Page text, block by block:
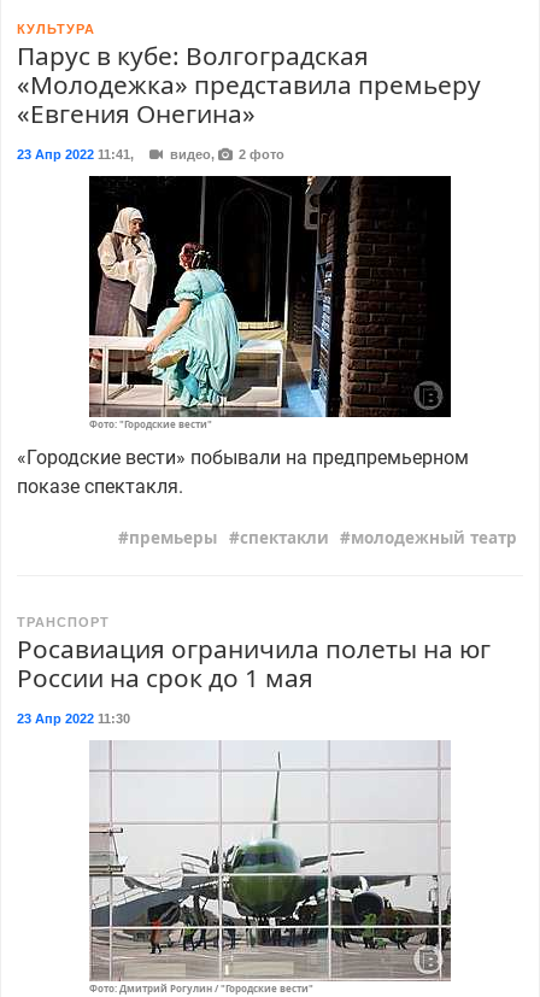
КУЛЬТУРА
Парус в кубе: Волгоградская
«Молодежка» представила премьеру
«Евгения Онегина»
23 Апр 202211:41, видео, 2 фото
Фото: "Городские вести"
«Городские вести» побывали на предпремьерном
показе спектакля.
премьеры спектакли молодежный театр
ТРАНСПОРТ
Росавиация ограничила полеты на юг
России на срок до 1 мая
23 Апр 202211:30
Фото: Дмитрий Рогулин / "Городские вести"